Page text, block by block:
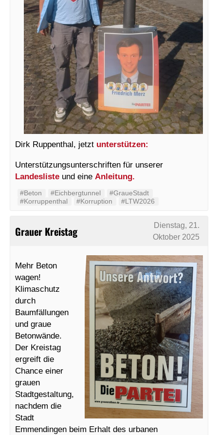
Dirk Ruppenthal, jetzt unterstützen:
Unterstützungsunterschriften für unserer
Landesliste und eine Anleitung.
#Beton #Eichbergtunnel
#GraueStadt
#Korruppenthal
#Korruption #LTW2026
Grauer Kreistag
Dienstag, 21.
Oktober 2025
Mehr Beton
wagen!
Klimaschutz
durch
Baumfällungen
und graue
Betonwände.
Der Kreistag
ergreift die
Chance einer
grauen
Stadtgestaltung,
nachdem die
Stadt
Emmendingen beim Erhalt des urbanen